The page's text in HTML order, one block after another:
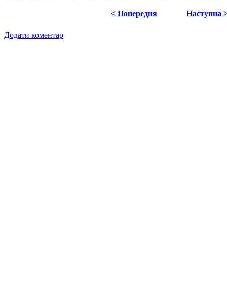
< Попередня Наступна
Додати коментар